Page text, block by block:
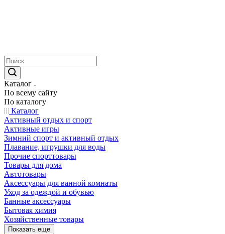
Каталог
По всему сайту
По каталогу
Каталог
Активный отдых и спорт
Активные игры
Зимний спорт и активный отдых
Плавание, игрушки для воды
Прочие спорттовары
Товары для дома
Автотовары
Аксессуары для ванной комнаты
Уход за одеждой и обувью
Банные аксессуары
Бытовая химия
Хозяйственные товары
Показать еще